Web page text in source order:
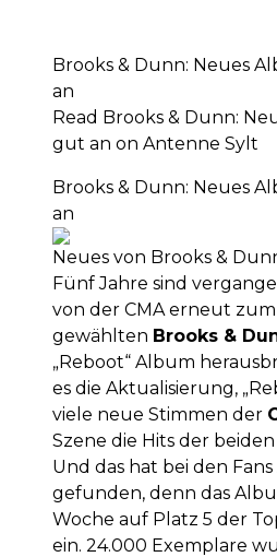
Brooks & Dunn: Neues
an
Read Brooks & Dunn:
gut an on Antenne Sylt
Brooks & Dunn: Neues
an
Neues von Brooks &
Fünf Jahre sind
von der CMA erneut
gewählten Brooks &
„Reboot“ Album
es die Aktualisierung,
viele neue Stimmen der
Szene die Hits der
Und das hat bei den
gefunden, denn das
Woche auf Platz 5 der
ein. 24.000 Exemplare